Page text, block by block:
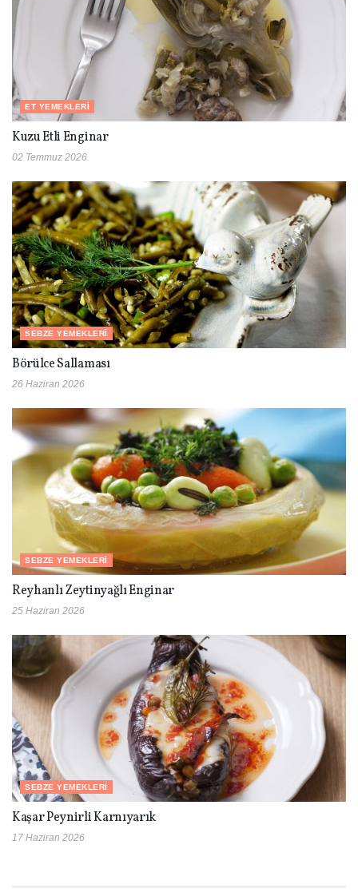
ET YEMEKLERI
Kuzu Etli Enginar
02 Temmuz 2026
SEBZE YEMEKLERI
Börülce Sallaması
26 Haziran 2026
SEBZE YEMEKLERI
Reyhanlı Zeytinyağlı Enginar
25 Haziran 2026
SEBZE YEMEKLERI
Kaşar Peynirli Karnıyarık
17 Haziran 2026